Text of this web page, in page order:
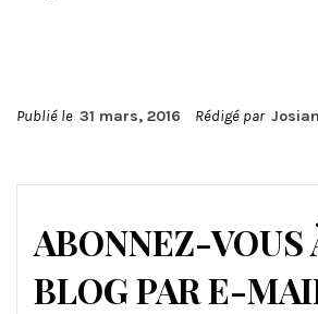
Publié le 31 mars, 2016 Rédigé par
ABONNEZ-VOUS
BLOG PAR E-